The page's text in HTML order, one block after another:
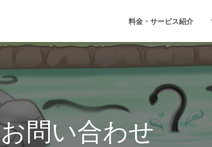
料金・サービス紹介
お問い合わせ